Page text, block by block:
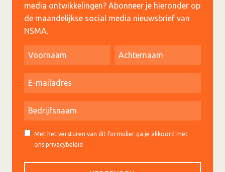
media ontwikkelingen? Abonneer je hieronder op
de maandelijkse social media nieuwsbrief van
NSMA.
Met het versturen van dit formulier ga je akkoord met
ons privacybeleid